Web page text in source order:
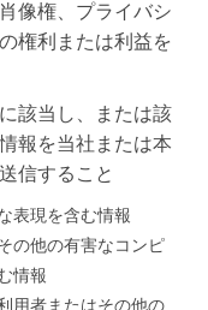
像権、プライバシ
権利または利益を
該当し、または該
報を当社または本
信すること
表現を含む情報
の他の有害なコンピ
情報
用者またはその他の